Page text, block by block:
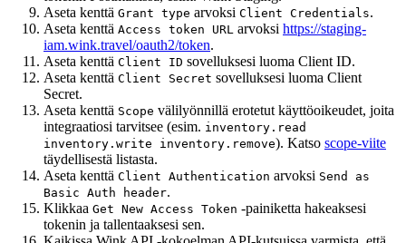
Aseta kenttä Grant type arvoksi Client Credentials.
Aseta kenttä Access token URL arvoksi https://staging-
iam.wink.travel/oauth2/token.
Aseta kenttä Client ID sovelluksesi luoma Client ID.
Aseta kenttä Client Secret sovelluksesi luoma Client
Secret.
Aseta kenttä Scope välilyönnillä erotetut käyttöoikeudet, joita
integraatiosi tarvitsee (esim. inventory.read
inventory.write inventory.remove). Katso scope-viite
täydellisestä listasta.
Aseta kenttä Client Authentication arvoksi Send as
Basic Auth header.
Klikkaa Get New Access Token -painiketta hakeaksesi
tokenin ja tallentaaksesi sen.